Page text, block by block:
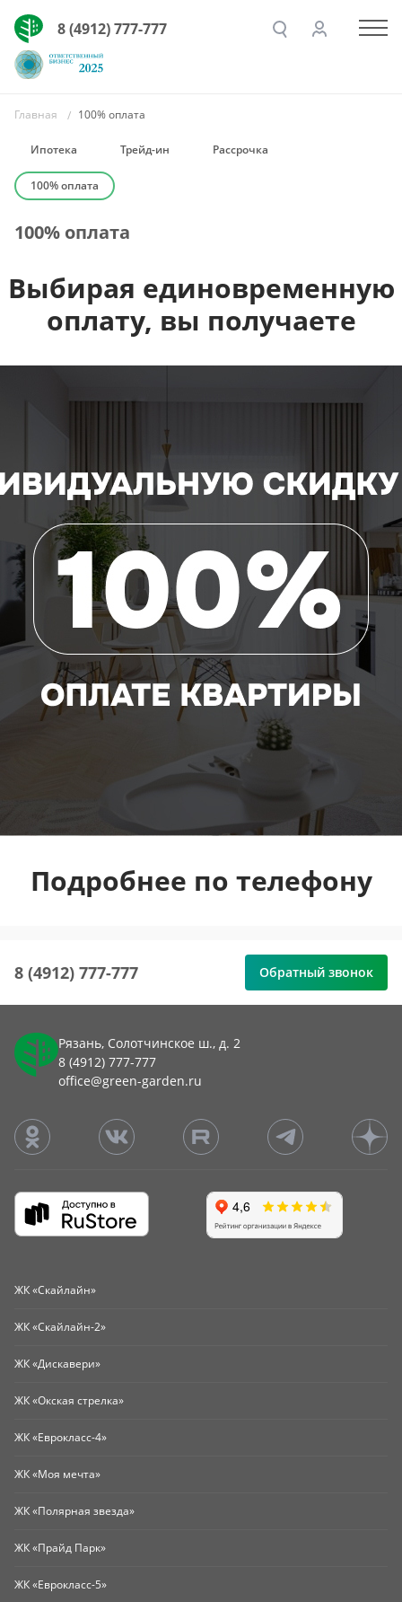
8 (4912) 777-777
Главная 100% оплата
Ипотека Трейд-ин Рассрочка
100% оплата
100% оплата
Выбирая единовременную
оплату, вы получаете
Подробнее по телефону
8 (4912) 777-777 Обратный звонок
Рязань, Солотчинское ш., д. 2
8 (4912) 777-777
office@green-garden.ru
ЖК «Скайлайн»
ЖК «Скайлайн-2»
ЖК «Дискавери»
ЖК «Окская стрелка»
ЖК «Еврокласс-4»
ЖК «Моя мечта»
ЖК «Полярная звезда»
ЖК «Прайд Парк»
ЖК «Еврокласс-5»